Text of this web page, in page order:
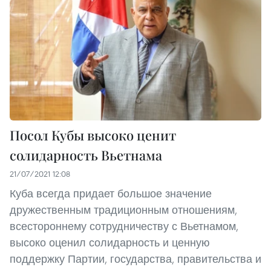
Посол Кубы высоко ценит
солидарность Вьетнама
21/07/2021 12:08
Куба всегда придает большое значение
дружественным традиционным отношениям,
всестороннему сотрудничеству с Вьетнамом,
высоко оценил солидарность и ценную
поддержку Партии, государства, правительства и